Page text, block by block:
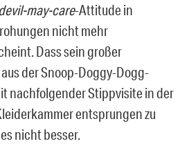
may-care-Attitude in
nicht mehr
Dass sein großer
der Snoop-Doggy-Dogg-
nachfolgender Stippvisite in der
entsprungen zu
nicht besser.